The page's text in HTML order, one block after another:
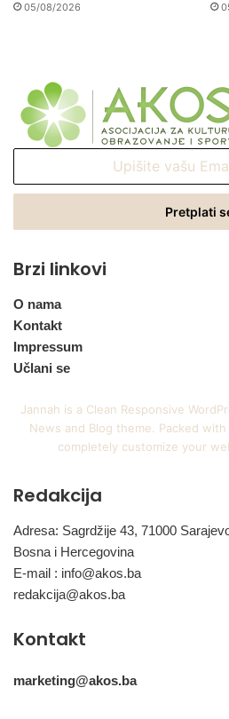
05/08/2026
Email
Brzi linkovi
O nama
Kontakt
Impressum
Učlani se
Jannah is a Clean Responsive
News and Blog theme. Packed
completely customize your
Redakcija
Adresa: Sagrdžije 43, 71000
Bosna i Hercegovina
E-mail : info@akos.ba
redakcija@akos.ba
Kontakt
marketing@akos.ba